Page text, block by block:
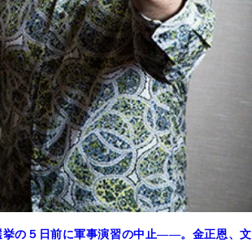
挙の５日前に軍事演習の中止――。金正恩、文